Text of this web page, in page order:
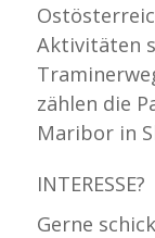
Aktivitäten
zählen die
Maribor in
INTERESSE?
Gerne